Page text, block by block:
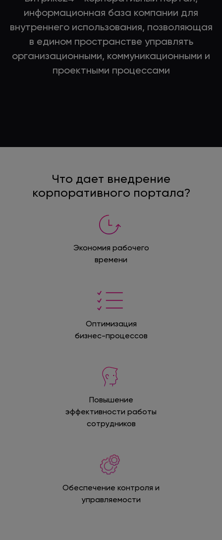
информационная база компании для
внутреннего использования, позволяющая
в едином пространстве управлять
организационными, коммуникационными и
проектными процессами
Что дает внедрение
корпоративного портала?
Экономия рабочего
времени
Оптимизация
бизнес-процессов
Повышение
эффективности работы
сотрудников
Обеспечение контроля и
управляемости